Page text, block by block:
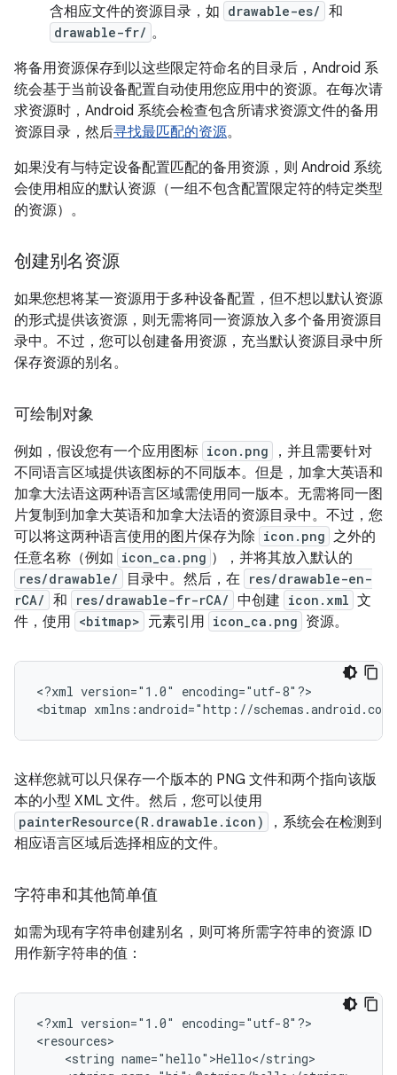
含相应文件的资源目录，如 drawable-es/ 和
drawable-fr/ 。
将备用资源保存到以这些限定符命名的目录后，Android 系
统会基于当前设备配置自动使用您应用中的资源。在每次请
求资源时，Android 系统会检查包含所请求资源文件的备用
资源目录，然后寻找最匹配的资源。
如果没有与特定设备配置匹配的备用资源，则 Android 系统
会使用相应的默认资源（一组不包含配置限定符的特定类型
的资源）。
创建别名资源
如果您想将某一资源用于多种设备配置，但不想以默认资源
的形式提供该资源，则无需将同一资源放入多个备用资源目
录中。不过，您可以创建备用资源，充当默认资源目录中所
保存资源的别名。
可绘制对象
例如，假设您有一个应用图标 icon.png
，并且需要针对
不同语言区域提供该图标的不同版本。但是，加拿大英语和
加拿大法语这两种语言区域需使用同一版本。无需将同一图
片复制到加拿大英语和加拿大法语的资源目录中。不过，您
可以将这两种语言使用的图片保存为除 icon.png 之外的
任意名称（例如 icon_ca.png ），并将其放入默认的
res/drawable/ 目录中。 然后，在 res/drawable-en-
rCA/ 和 res/drawable-fr-rCA/ 中创建 icon.xml 文
件，使用 <bitmap> 元素引用 icon_ca.png 资源。
<?xml version="1.0"
encoding="utf-8"?>
<bitmap xmlns:android="http://
这样您就可以只保存一个版本的 PNG 文件和两个指向该版
本的小型 XML 文件。然后，您可以使用
painterResource(R.drawable.icon)
，系统会在检测到
相应语言区域后选择相应的文件。
字符串和其他简单值
如需为现有字符串创建别名，则可将所需字符串的资源 ID
用作新字符串的值：
<?xml version="1.0"
encoding="utf-8"?>
<string